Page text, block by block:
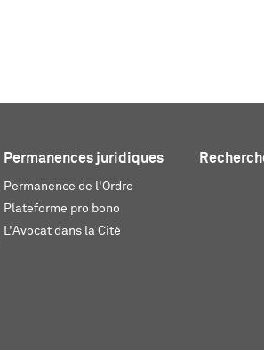
Permanences juridiques
Permanence de l'Ordre
Plateforme pro bono
L'Avocat dans la Cité